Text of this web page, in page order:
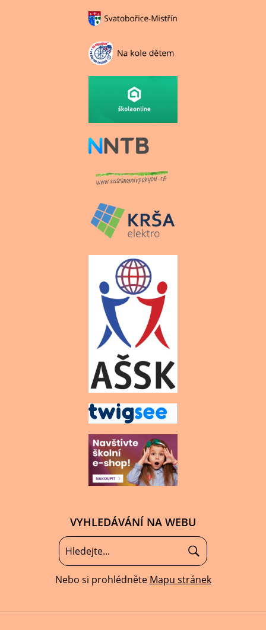
VYHLEDÁVÁNÍ NA WEBU
Nebo si prohlédněte Mapu stránek